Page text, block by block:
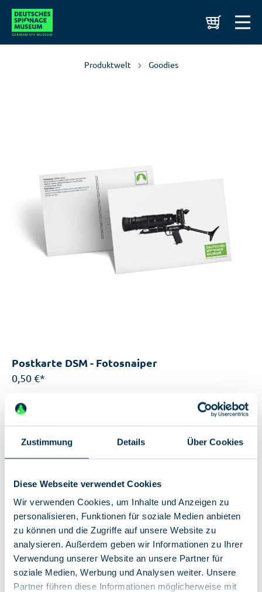
Zustimmung Details Über Cookies
Diese Webseite verwendet Cookies
Wir verwenden Cookies, um Inhalte und Anzeigen zu
personalisieren, Funktionen für soziale Medien anbieten
zu können und die Zugriffe auf unsere Website zu
analysieren. Außerdem geben wir Informationen zu Ihrer
Verwendung unserer Website an unsere Partner für
soziale Medien, Werbung und Analysen weiter. Unsere
Partner führen diese Informationen möglicherweise mit
Produktwelt Goodies
Postkarte DSM - Fotosnaiper
0,50 €*
Sofort verfügbar, Lieferzeit: 2-5 Tage
A6-Postkarte (10,5 x 14,8 cm)
Motive aus der Sammlung des Deutschen
In den Warenkorb